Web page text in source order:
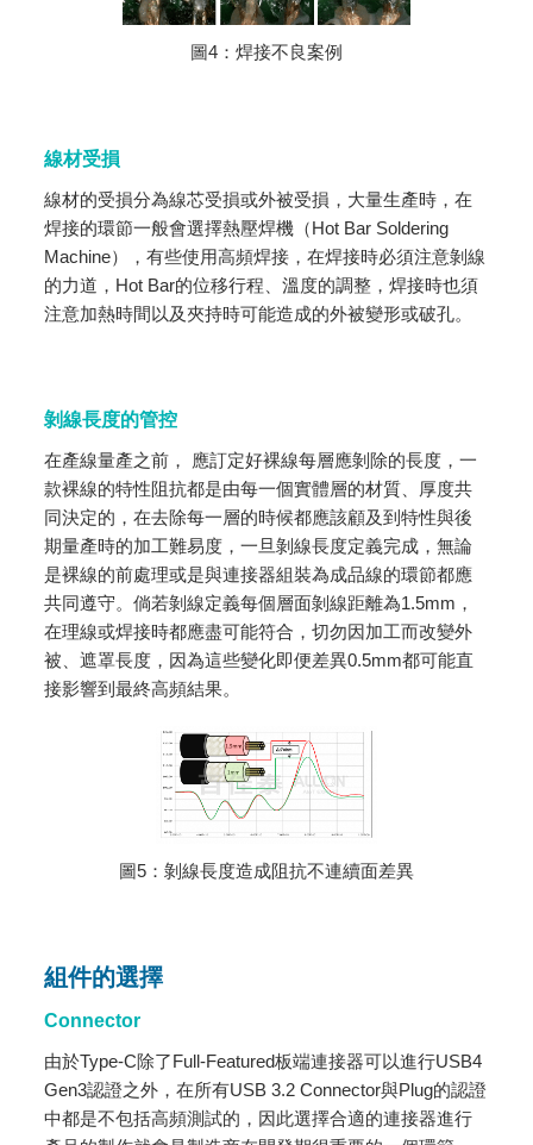
圖4：焊接不良案例
線材受損
線材的受損分為線芯受損或外被受損，大量生產時，在
焊接的環節一般會選擇熱壓焊機（Hot Bar Soldering
Machine），有些使用高頻焊接，在焊接時必須注意剝線
的力道，Hot Bar的位移行程、溫度的調整，焊接時也須
注意加熱時間以及夾持時可能造成的外被變形或破孔。
剝線長度的管控
在產線量產之前， 應訂定好裸線每層應剝除的長度，一
款裸線的特性阻抗都是由每一個實體層的材質、厚度共
同決定的，在去除每一層的時候都應該顧及到特性與後
期量產時的加工難易度，一旦剝線長度定義完成，無論
是裸線的前處理或是與連接器組裝為成品線的環節都應
共同遵守。倘若剝線定義每個層面剝線距離為1.5mm，
在理線或焊接時都應盡可能符合，切勿因加工而改變外
被、遮罩長度，因為這些變化即便差異0.5mm都可能直
接影響到最終高頻結果。
圖5：剝線長度造成阻抗不連續面差異
組件的選擇
Connector
由於Type-C除了Full-Featured板端連接器可以進行USB4
Gen3認證之外，在所有USB 3.2 Connector與Plug的認證
中都是不包括高頻測試的，因此選擇合適的連接器進行